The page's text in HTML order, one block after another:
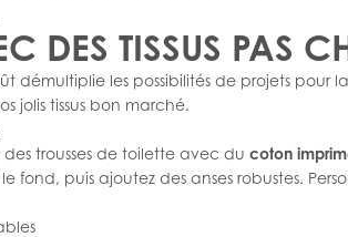
DES TISSUS PAS
démultiplie les possibilités de projets pour
jolis tissus bon marché.
trousses de toilette avec du coton
fond, puis ajoutez des anses robustes.